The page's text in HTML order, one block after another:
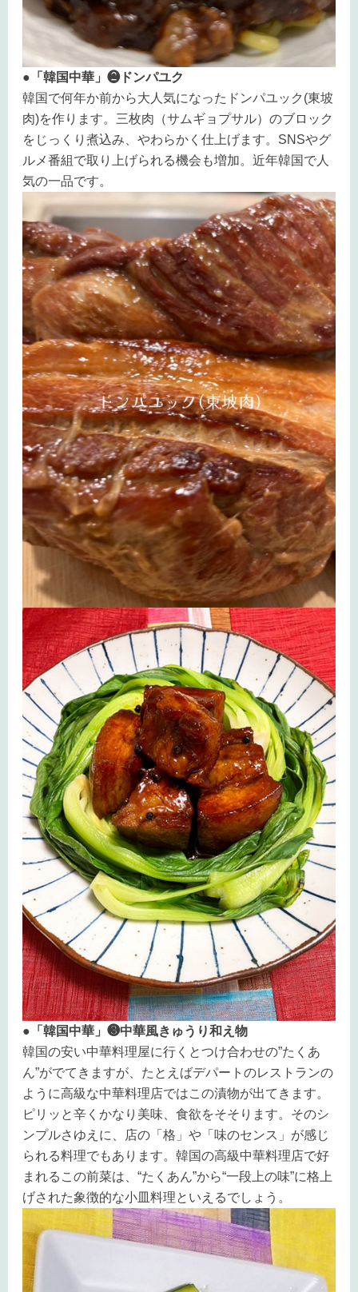
●「韓国中華」❷ドンパユク
韓国で何年か前から大人気になったドンパユック(東坡
肉)を作ります。 三枚肉（サムギョプサル）のブロック
をじっくり煮込み、やわらかく仕上げます。 SNSやグ
ルメ番組で取り上げられる機会も増加。 近年韓国で人
気の一品です。
●「韓国中華」❸中華風きゅうり和え物
韓国の安い中華料理屋に行くとつけ合わせの”たくあ
ん”がでてきますが、たとえばデパートのレストランの
ように高級な中華料理店ではこの漬物が出てきます。
ピリッと辛くかなり美味、食欲をそそります。そのシ
ンプルさゆえに、店の「格」や「味のセンス」が感じ
られる料理でもあります。韓国の高級中華料理店で好
まれるこの前菜は、“たくあん”から“一段上の味”に格上
げされた象徴的な小皿料理といえるでしょう。